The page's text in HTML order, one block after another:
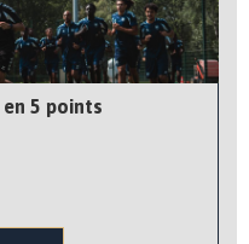
en 5 points